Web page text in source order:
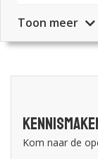
Toon meer
Kom naar de